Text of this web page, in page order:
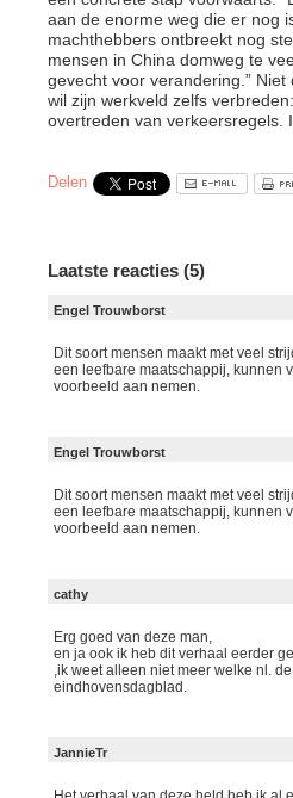
aan de enorme weg die er nog
machthebbers ontbreekt nog
mensen in China domweg te
gevecht voor verandering.”
wil zijn werkveld zelfs
overtreden van verkeersregels.
Delen
Laatste reacties (5)
Engel Trouwborst
Dit soort mensen maakt met veel
een leefbare maatschappij, kunnen
voorbeeld aan nemen.
Engel Trouwborst
Dit soort mensen maakt met veel
een leefbare maatschappij, kunnen
voorbeeld aan nemen.
cathy
Erg goed van deze man,
en ja ook ik heb dit verhaal eerder
,ik weet alleen niet meer welke nl.
eindhovensdagblad.
JannieTr